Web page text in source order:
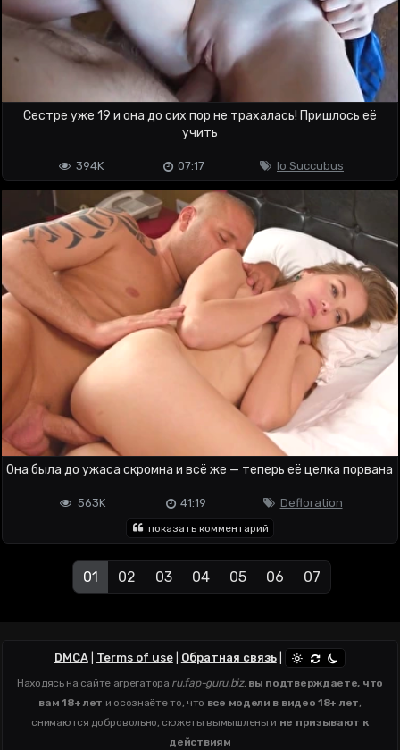
Сестре уже 19 и она до сих пор не трахалась! Пришлось её
учить
Io Succubus
07:17
394K
Она была до ужаса скромна и всё же — теперь её целка порвана
Defloration
41:19
563K
показать комментарий
01 02 03 04 05 06 07
DMCA| Terms of use| Обратная связь
Находясь на сайте агрегатора ru.fap-guru.biz, вы подтверждаете, что
вам 18+ лет и осознаёте то, что все модели в видео 18+ лет,
снимаются добровольно, сюжеты вымышлены и не призывают к
действиям